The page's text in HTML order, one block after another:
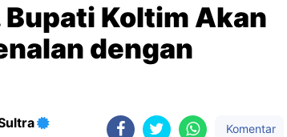
Bupati Koltim Akan
dengan
Komentar